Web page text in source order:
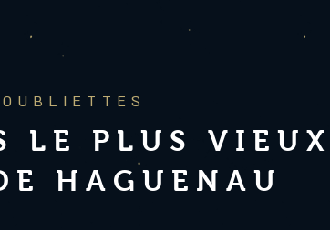
LE PLUS VIEUX
HAGUENAU